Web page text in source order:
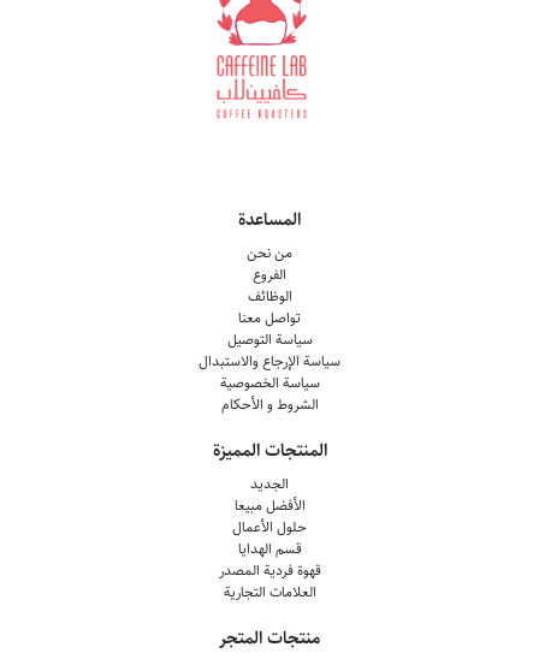
المساعدة
من نحن
الفروع
الوظائف
تواصل معنا
سياسة التوصيل
سياسة الإرجاع والاستبدال
سياسة الخصوصية
الشروط و الأحكام
المنتجات المميزة
الجديد
الأفضل مبيعا
حلول الأعمال
قسم الهدايا
قهوة فردية المصدر
العلامات التجارية
منتجات المتجر